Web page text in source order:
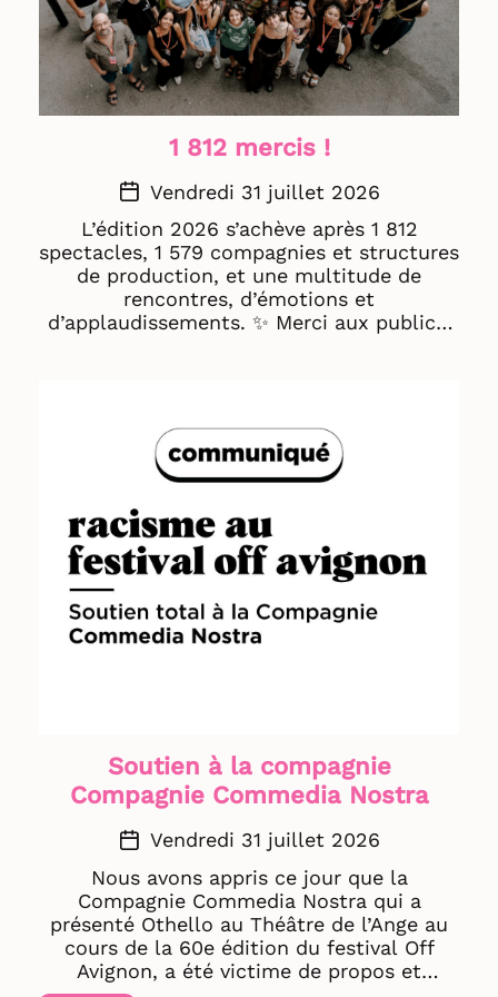
1 812 mercis !
Vendredi 31 juillet 2026
L’édition 2026 s’achève après 1 812
spectacles, 1 579 compagnies et structures
de production, et une multitude de
rencontres, d’émotions et
d’applaudissements. ✨ Merci aux publics,
vous l’année prochaine ! 🌴 L'équipe
d'Avignon Festival & Compagnies part en
congés prochainement. Les services seront
fermés à partir du 3 août jusqu'au 4
septembre. 📷© Eloïse Villaret
Soutien à la compagnie
Compagnie Commedia Nostra
Vendredi 31 juillet 2026
Nous avons appris ce jour que la
Compagnie Commedia Nostra qui a
présenté Othello au Théâtre de l’Ange au
cours de la 60e édition du festival Off
Avignon, a été victime de propos et